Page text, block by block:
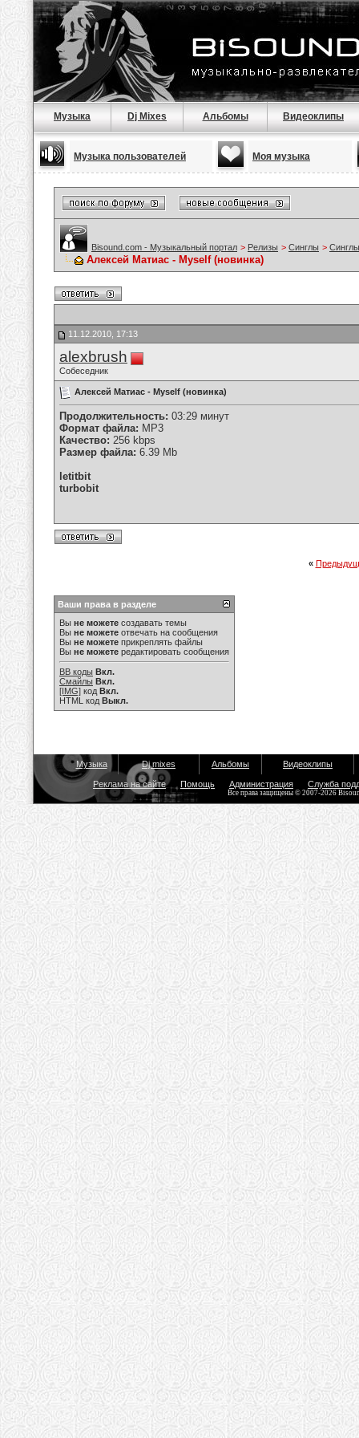
Музыка Dj Mixes Альбомы Видеоклипы
Музыка пользователей Моя музыка
Bisound.com - Музыкальный портал > Релизы > Синглы >
Алексей Матиас - Myself (новинка)
11.12.2010, 17:13
alexbrush
Собеседник
Алексей Матиас - Myself (новинка)
Продолжительность: 03:29 минут
Формат файла: MP3
Качество: 256 kbps
Размер файла: 6.39 Mb
letitbit
turbobit
«
Ваши права в разделе
Вы не можете создавать темы
Вы не можете отвечать на сообщения
Вы не можете прикреплять файлы
Вы не можете редактировать сообщения
BB коды Вкл.
Смайлы Вкл.
[IMG] код Вкл.
HTML код Выкл.
Музыка Dj mixes Альбомы Видеоклипы
Реклама на сайте Помощь Администрация Служба
Все права защищены © 2007-2026